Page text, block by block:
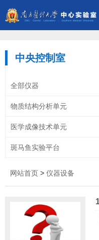
中央控制室
全部仪器
物质结构分析单元
医学成像技术单元
斑马鱼实验平台
网站首页 > 仪器设备